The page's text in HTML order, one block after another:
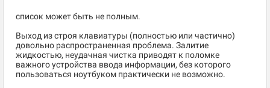
список может быть не полным.
Выход из строя клавиатуры (полностью или частично)
довольно распространенная проблема. Залитие
жидкостью, неудачная чистка приводят к поломке
важного устройства ввода информации, без которого
пользоваться ноутбуком практически не возможно.